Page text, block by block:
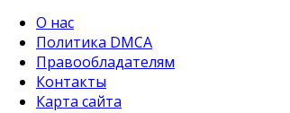
О нас
Политика DMCA
Правообладателям
Контакты
Карта сайта